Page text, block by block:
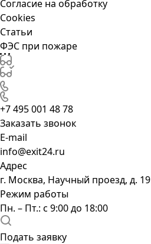
Согласие на обработку
Cookies
Статьи
ФЭС при пожаре
+7 495 001 48 78
Заказать звонок
E-mail
info@exit24.ru
Адрес
г. Москва, Научный проезд, д. 19
Режим работы
Пн. – Пт.: с 9:00 до 18:00
Подать заявку